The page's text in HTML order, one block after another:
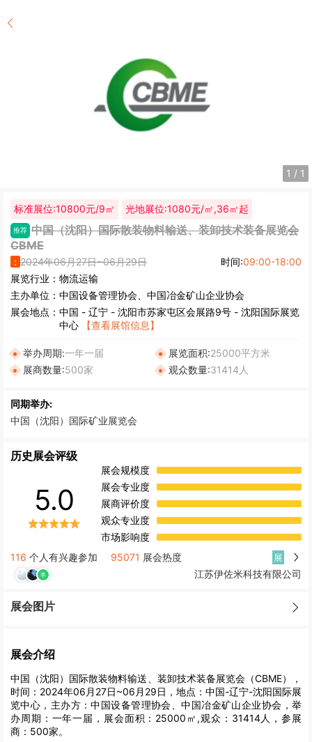
1 / 1
标准展位:10800元/9㎡ 光地展位:1080元/㎡,36㎡起
推荐 中国（沈阳）国际散装物料输送、装卸技术装备展览会
CBME
： 2024年06月27日~06月29日 时间:09:00-18:00
展览行业： 物流运输
主办单位： 中国设备管理协会、中国冶金矿山企业协会
展会地点： 中国 - 辽宁 - 沈阳市苏家屯区会展路9号 - 沈阳国际展览
中心
【查看展馆信息】
举办周期:一年一届 展览面积:25000平方米
展商数量:500家 观众数量:31414人
同期举办:
中国（沈阳）国际矿业展览会
历史展会评级
5.0
展会规模度
展会专业度
展商评价度
观众专业度
市场影响度
116 个人有兴趣参加 95071 展会热度 展
江苏伊佐米科技有限公司
展会图片
展会介绍
中国（沈阳）国际散装物料输送、装卸技术装备展览会（CBME），
时间：2024年06月27日~06月29日，地点：中国-辽宁-沈阳国际展
览中心，主办方：中国设备管理协会、中国冶金矿山企业协会，举
办周期：一年一届，展会面积：25000㎡,观众：31414人，参展
商：500家。